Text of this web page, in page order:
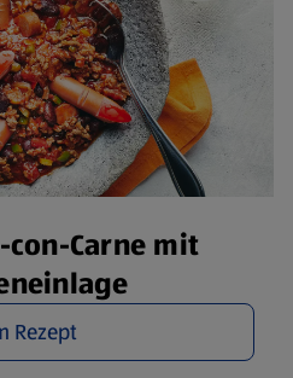
con-Carne mit
Rezept